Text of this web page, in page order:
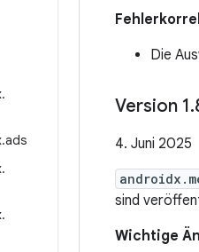
.
.ads
.
.
Die
Version 1.
4. Juni 2025
sind
Wichtige